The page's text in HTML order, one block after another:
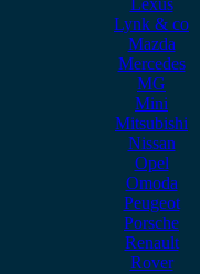
Lexus
Lynk & co
Mazda
Mercedes
MG
Mini
Mitsubishi
Nissan
Opel
Omoda
Peugeot
Porsche
Renault
Rover